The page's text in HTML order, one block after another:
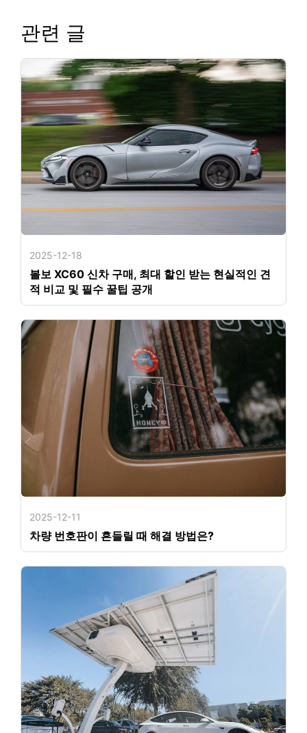
관련 글
2025-12-18
볼보 XC60 신차 구매, 최대 할인 받는 현실적인 견
적 비교 및 필수 꿀팁 공개
2025-12-11
차량 번호판이 흔들릴 때 해결 방법은?